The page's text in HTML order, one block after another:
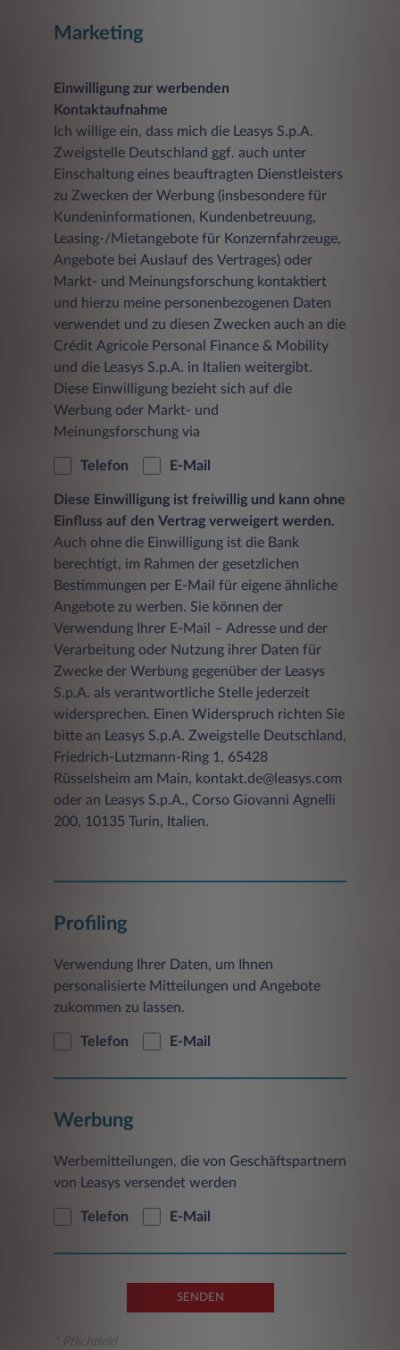
Marketing
Einwilligung zur werbenden
Kontaktaufnahme
Ich willige ein, dass mich die Leasys S.p.A.
Zweigstelle Deutschland ggf. auch unter
Einschaltung eines beauftragten Dienstleisters
zu Zwecken der Werbung (insbesondere für
Kundeninformationen, Kundenbetreuung,
Leasing-/Mietangebote für Konzernfahrzeuge,
Angebote bei Auslauf des Vertrages) oder
Markt- und Meinungsforschung kontaktiert
und hierzu meine personenbezogenen Daten
verwendet und zu diesen Zwecken auch an die
Crédit Agricole Personal Finance & Mobility
und die Leasys S.p.A. in Italien weitergibt.
Diese Einwilligung bezieht sich auf die
Werbung oder Markt- und
Meinungsforschung via
Telefon E-Mail
Diese Einwilligung ist freiwillig und kann ohne
Einfluss auf den Vertrag verweigert werden.
Auch ohne die Einwilligung ist die Bank
berechtigt, im Rahmen der gesetzlichen
Bestimmungen per E-Mail für eigene ähnliche
Angebote zu werben. Sie können der
Verwendung Ihrer E-Mail – Adresse und der
Verarbeitung oder Nutzung ihrer Daten für
Zwecke der Werbung gegenüber der Leasys
S.p.A. als verantwortliche Stelle jederzeit
widersprechen. Einen Widerspruch richten Sie
bitte an Leasys S.p.A. Zweigstelle Deutschland,
Friedrich-Lutzmann-Ring 1, 65428
Rüsselsheim am Main, kontakt.de@leasys.com
oder an Leasys S.p.A., Corso Giovanni Agnelli
200, 10135 Turin, Italien.
Profiling
Verwendung Ihrer Daten, um Ihnen
personalisierte Mitteilungen und Angebote
zukommen zu lassen.
Telefon E-Mail
Werbung
Werbemitteilungen, die von Geschäftspartnern
von Leasys versendet werden
Telefon E-Mail
SENDEN
* Pflichtfeld